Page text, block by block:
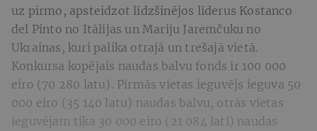
uz pirmo, apsteidzot līdzšinējos līderus Kostanco
del Pinto no Itālijas un Mariju Jaremčuku no
Ukrainas, kuri palika otrajā un trešajā vietā.
Konkursa kopējais naudas balvu fonds ir 100 000
eiro (70 280 latu). Pirmās vietas ieguvējs ieguva 50
000 eiro (35 140 latu) naudas balvu, otrās vietas
ieguvējam tika 30 000 eiro (21 084 lati) naudas